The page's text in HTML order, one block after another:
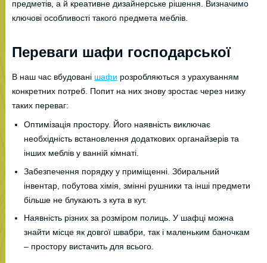
предметів, а й креативне дизайнерське рішення. Визначимо
ключові особливості такого предмета меблів.
Переваги шафи господарської
В наш час вбудовані шафи розробляються з урахуванням
конкретних потреб. Попит на них знову зростає через низку
таких переваг:
Оптимізація простору. Його наявність виключає
необхідність встановлення додаткових органайзерів та
інших меблів у ванній кімнаті.
Забезпечення порядку у приміщенні. Збиральний
інвентар, побутова хімія, змінні рушники та інші предмети
більше не блукають з кута в кут.
Наявність різних за розміром полиць. У шафці можна
знайти місце як довгої швабри, так і маленьким баночкам
– простору вистачить для всього.